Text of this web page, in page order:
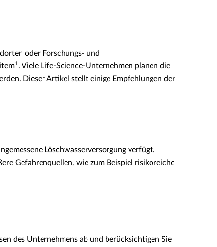
oder Forschungs- und
1 . Viele Life-Science-Unternehmen planen die
Dieser Artikel stellt einige Empfehlungen der
Löschwasserversorgung verfügt.
Gefahrenquellen, wie zum Beispiel risikoreiche
des Unternehmens ab und berücksichtigen Sie